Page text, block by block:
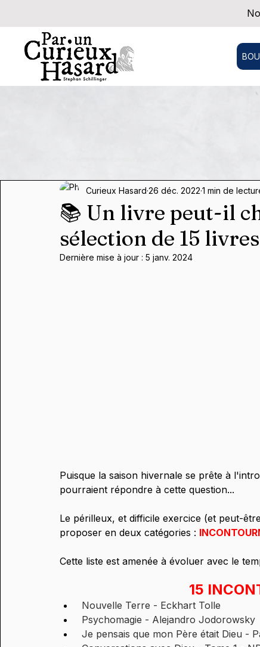
📚 Un livre peut-il
sélection de 15
Curieux Hasard 26 déc. 2022 1 min de
Dernière mise à jour : 5 janv. 2024
Puisque la saison hivernale se prête à
pourraient répondre à cette question...
Le périlleux, et difficile exercice (et peut-
proposer en deux catégories :
Cette liste est amenée à évoluer avec le
15
Nouvelle Terre - Eckhart Tolle
Psychomagie - Alejandro Jodorowsky
Je pensais que mon Père était Dieu -